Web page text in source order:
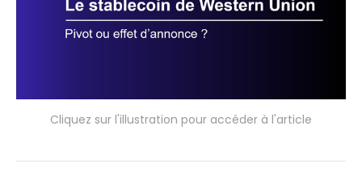
Cliquez sur l'illustration pour accéder à l'article